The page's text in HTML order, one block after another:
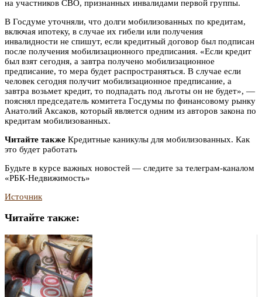
на участников СВО, признанных инвалидами первой группы.
В Госдуме уточняли, что долги мобилизованных по кредитам,
включая ипотеку, в случае их гибели или получения
инвалидности не спишут, если кредитный договор был подписан
после получения мобилизационного предписания. «Если кредит
был взят сегодня, а завтра получено мобилизационное
предписание, то мера будет распространяться. В случае если
человек сегодня получит мобилизационное предписание, а
завтра возьмет кредит, то подпадать под льготы он не будет», —
пояснял председатель комитета Госдумы по финансовому рынку
Анатолий Аксаков, который является одним из авторов закона по
кредитам мобилизованных.
Читайте также Кредитные каникулы для мобилизованных. Как
это будет работать
Будьте в курсе важных новостей — следите за телеграм-каналом
«РБК-Недвижимость»
Источник
Читайте также: